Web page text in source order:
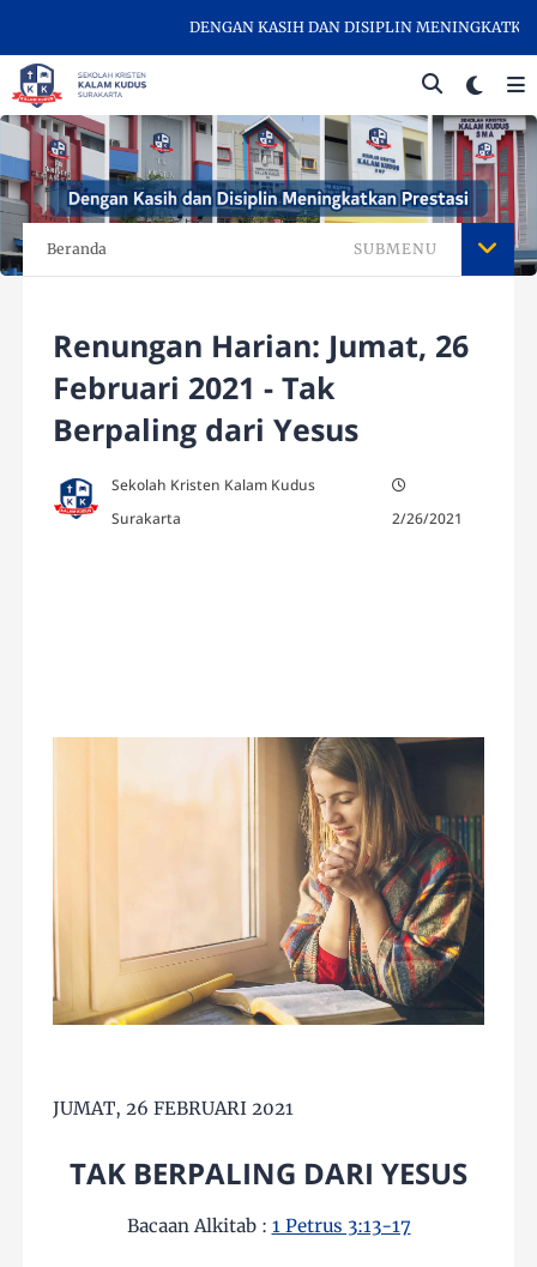
DENGAN KASIH DAN DISIPLIN MENINGKATKAN
Beranda SUBMENU
Renungan Harian: Jumat, 26
Februari 2021 - Tak
Berpaling dari Yesus
Sekolah Kristen Kalam Kudus
Surakarta
2/26/2021
JUMAT, 26 FEBRUARI 2021
TAK BERPALING DARI YESUS
Bacaan Alkitab : 1 Petrus 3:13-17